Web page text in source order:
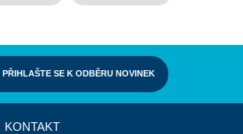
PŘIHLAŠTE SE K ODBĚRU NOVINEK
KONTAKT